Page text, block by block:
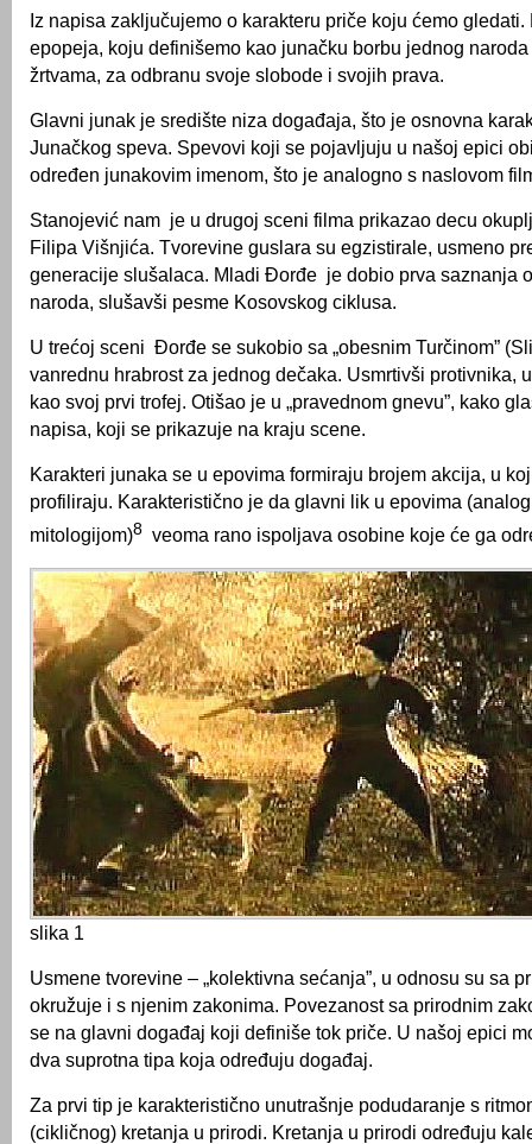
Iz napisa zaključujemo o karakteru priče koju ćemo gledati.
epopeja, koju definišemo kao junačku borbu jednog
žrtvama, za odbranu svoje slobode i svojih prava.
Glavni junak je središte niza događaja, što je osnovna
Junačkog speva. Spevovi koji se pojavljuju u našoj epici
određen junakovim imenom, što je analogno s naslovom
Stanojević nam je u drugoj sceni filma prikazao decu
Filipa Višnjića. Tvorevine guslara su egzistirale, usmeno
generacije slušalaca. Mladi Đorđe je dobio prva saznanja
naroda, slušavši pesme Kosovskog ciklusa.
U trećoj sceni Đorđe se sukobio sa „obesnim Turčinom”
vanrednu hrabrost za jednog dečaka. Usmrtivši protivnika,
kao svoj prvi trofej. Otišao je u „pravednom gnevu”, kako
napisa, koji se prikazuje na kraju scene.
Karakteri junaka se u epovima formiraju brojem akcija, u
profiliraju. Karakteristično je da glavni lik u epovima
mitologijom)8 veoma rano ispoljava osobine koje će ga
slika 1
Usmene tvorevine – „kolektivna sećanja”, u odnosu su sa
okružuje i s njenim zakonima. Povezanost sa prirodnim
se na glavni događaj koji definiše tok priče. U našoj epici
dva suprotna tipa koja određuju događaj.
Za prvi tip je karakteristično unutrašnje podudaranje s
(cikličnog) kretanja u prirodi. Kretanja u prirodi određuju